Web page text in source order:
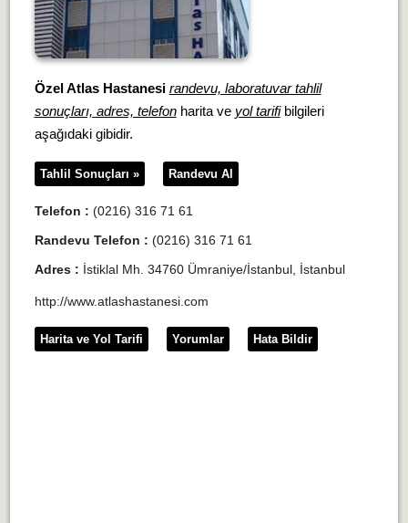
Özel Atlas Hastanesi randevu, laboratuvar tahlil
sonuçları, adres, telefonharita ve yol tarifibilgileri
aşağıdaki gibidir.
Tahlil Sonuçları » Randevu Al
Telefon : (0216) 316 71 61
Randevu Telefon : (0216) 316 71 61
Adres : İstiklal Mh. 34760 Ümraniye/İstanbul, İstanbul
http://www.atlashastanesi.com
Harita ve Yol Tarifi Yorumlar Hata Bildir